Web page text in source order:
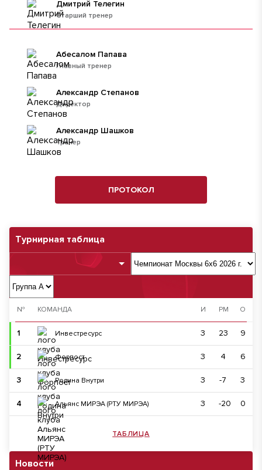
Турнирная таблица
№ КОМАНДА И РМ О
1 Инвестресурс 3 23 9
2 Форпост 3 4 6
3 Родина Внутри 3 -7 3
4 Альянс МИРЭА (РТУ МИРЭА) 3 -20 0
ТАБЛИЦА
Новости
Старший тренер
Дмитрий Телегин
Главный тренер
Абесалом Папава
Директор
Александр Степанов
Тренер
Александр Шашков
ПРОТОКОЛ